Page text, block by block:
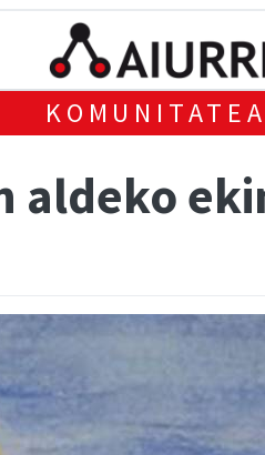
KOMUNITATEA
aldeko